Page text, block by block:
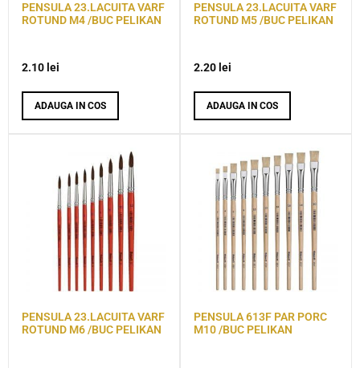
PENSULA 23.LACUITA VARF
ROTUND M4 /BUC PELIKAN
2.10 lei
ADAUGA IN COS
PENSULA 23.LACUITA VARF
ROTUND M5 /BUC PELIKAN
2.20 lei
ADAUGA IN COS
PENSULA 23.LACUITA VARF
ROTUND M6 /BUC PELIKAN
PENSULA 613F PAR PORC
M10 /BUC PELIKAN